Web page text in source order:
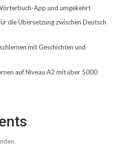
App und umgekehrt
die Übersetzung zwischen Deutsch
mit Geschichten und
auf Niveau A2 mit über 5000